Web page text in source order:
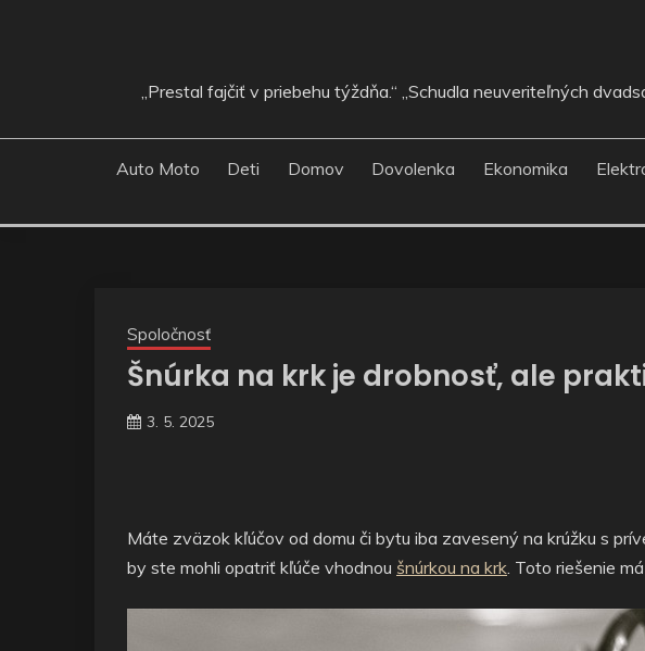
„Prestal fajčiť v priebehu týždňa.“ „Schudla neuveriteľných
Auto Moto Deti Domov Dovolenka Ekonomika
Spoločnosť
Šnúrka na krk je drobnosť, ale
3. 5. 2025
Máte zväzok kľúčov od domu či bytu iba zavesený na krúžku s
by ste mohli opatriť kľúče vhodnou šnúrkou na krk. Toto riešenie